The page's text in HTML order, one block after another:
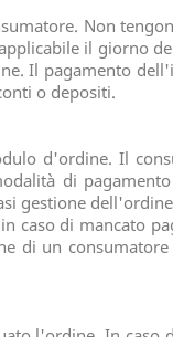
Non
il giorno
Il pagamento
o depositi.
d'ordine. Il
di
gestione
caso di mancato
di un